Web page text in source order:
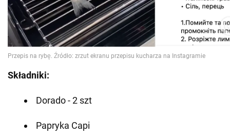
Składniki:
Dorado - 2 szt
Papryka Capi